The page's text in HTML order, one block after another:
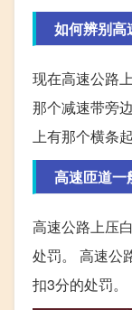
如何辨别高
现在高速公路
那个减速带旁
上有那个横条
高速匝道一
高速公路上压
处罚。 高速公
扣3分的处罚。